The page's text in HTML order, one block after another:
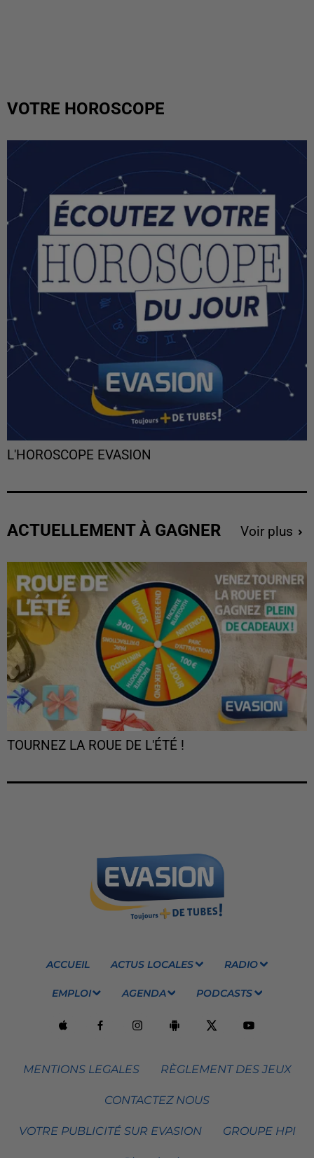
VOTRE HOROSCOPE
L'HOROSCOPE EVASION
ACTUELLEMENT À GAGNER Voir plus
TOURNEZ LA ROUE DE L'ÉTÉ !
ACCUEIL ACTUS LOCALES RADIO
EMPLOI AGENDA PODCASTS
MENTIONS LEGALES RÈGLEMENT DES JEUX
CONTACTEZ NOUS
VOTRE PUBLICITÉ SUR EVASION GROUPE HPI